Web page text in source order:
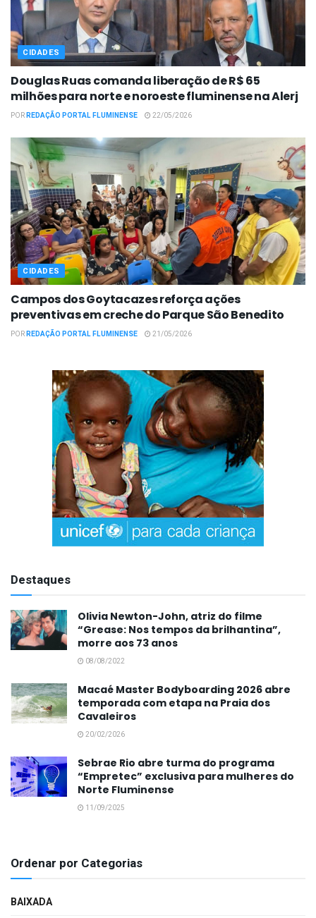
CIDADES
Douglas Ruas comanda liberação de R$ 65
milhões para norte e noroeste fluminense na Alerj
PORREDAÇÃO PORTAL FLUMINENSE 22/05/2026
CIDADES
Campos dos Goytacazes reforça ações
preventivas em creche do Parque São Benedito
PORREDAÇÃO PORTAL FLUMINENSE 21/05/2026
Destaques
Olivia Newton-John, atriz do filme
“Grease: Nos tempos da brilhantina”,
morre aos 73 anos
08/08/2022
Macaé Master Bodyboarding 2026 abre
temporada com etapa na Praia dos
Cavaleiros
20/02/2026
Sebrae Rio abre turma do programa
“Empretec” exclusiva para mulheres do
Norte Fluminense
11/09/2025
Ordenar por Categorias
BAIXADA